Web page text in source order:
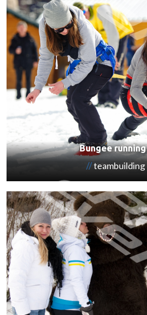
Bungee running
teambuilding